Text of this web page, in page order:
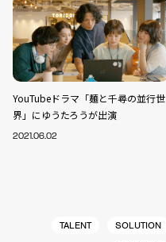
YouTubeドラマ「麺と千尋の並行世
界」にゆうたろうが出演
2021.06.02
TALENT
SOLUTION